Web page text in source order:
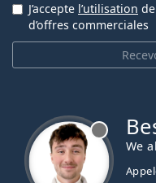
J’accepte l’utilisation
d’offres commerciales
We